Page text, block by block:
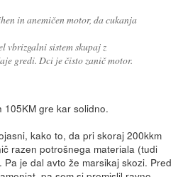
in anemičen motor, da cukanja
vbrizgalni sistem skupaj z
gredi. Dci je čisto zanič motor.
105KM gre kar solidno.
kako to, da pri skoraj 200kkm
razen potrošnega materiala (tudi
je dal avto že marsikaj skozi. Pred